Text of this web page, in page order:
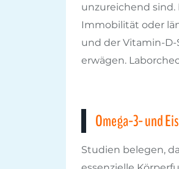
unzureichend
Immobilität oder
und der Vitamin-
erwägen.
Omega-3- und
Studien belegen,